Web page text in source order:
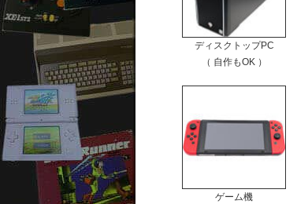
ディスクトップPC
（ 自作もOK ）
ゲーム機